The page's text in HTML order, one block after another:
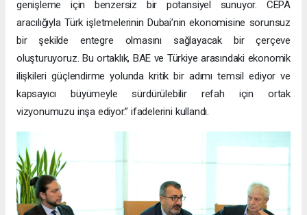
genişleme için benzersiz bir potansiyel sunuyor. CEPA
aracılığıyla Türk işletmelerinin Dubai’nin ekonomisine sorunsuz
bir şekilde entegre olmasını sağlayacak bir çerçeve
oluşturuyoruz. Bu ortaklık, BAE ve Türkiye arasındaki ekonomik
ilişkileri güçlendirme yolunda kritik bir adımı temsil ediyor ve
kapsayıcı büyümeyle sürdürülebilir refah için ortak
vizyonumuzu inşa ediyor.” ifadelerini kullandı.